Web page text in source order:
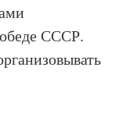
СССР.